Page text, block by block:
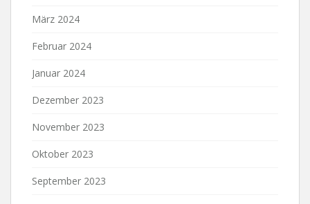
März 2024
Februar 2024
Januar 2024
Dezember 2023
November 2023
Oktober 2023
September 2023